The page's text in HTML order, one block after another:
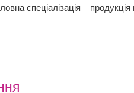
спеціалізація –